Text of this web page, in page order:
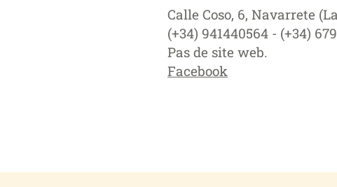
Calle Coso, 6, Navarrete
(+34) 941440564 - (+34)
Pas de site web.
Facebook